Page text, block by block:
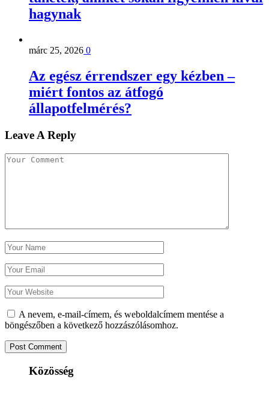
hagynak
márc 25, 2026 0
Az egész érrendszer egy kézben –
miért fontos az átfogó
állapotfelmérés?
Leave A Reply
A nevem, e-mail-címem, és weboldalcímem mentése a
böngészőben a következő hozzászólásomhoz.
Közösség